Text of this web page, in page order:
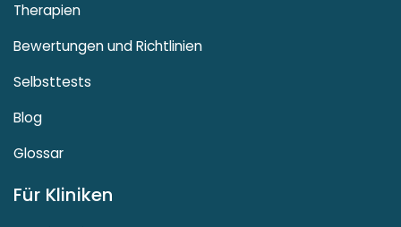
Therapien
Bewertungen und Richtlinien
Selbsttests
Blog
Glossar
Für Kliniken